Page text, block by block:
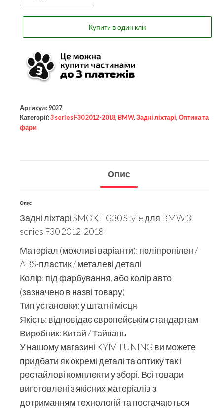
Купити в один клік
Артикул: 9027
Категорії:3 series F30 2012-2018, BMW, Задні ліхтарі, Оптика та
фари
Опис
Опис
Задні ліхтарі SMOKE G30 Style для BMW 3
series F30 2012-2018
Матеріал (можливі варіанти): поліпропілен /
ABS-пластик / металеві деталі
Колір: під фарбування, або колір авто
(зазначено в назві товару)
Тип установки: у штатні місця
Якість: відповідає європейськім стандартам
Виробник: Китай / Тайвань
У нашому магазині KYIV TUNING ви можете
придбати як окремі деталі та оптику так і
рестайлові комплекти у зборі. Всі товари
виготовлені з якісних матеріалів з
дотриманням технологій та постачаються